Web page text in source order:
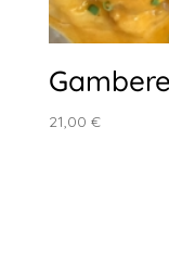
21,00 €